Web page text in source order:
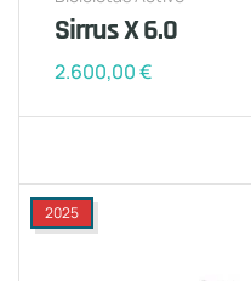
Sirrus X 6.0
2.600,00€
2025